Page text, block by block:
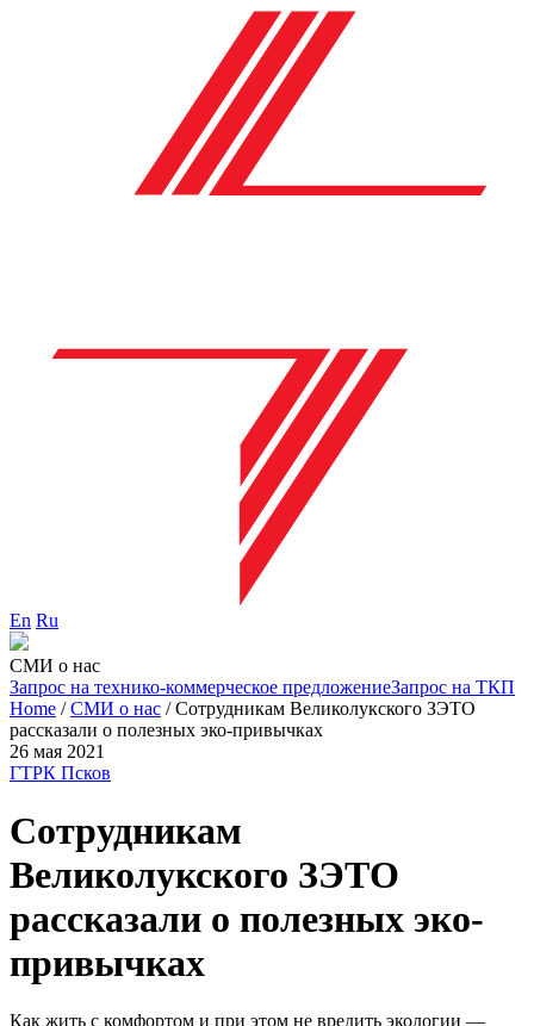
En Ru
СМИ о нас
Запрос на технико-коммерческое предложениеЗапрос на ТКП
Home /СМИ о нас /Сотрудникам Великолукского ЗЭТО
рассказали о полезных эко-привычках
26 мая 2021
ГТРК Псков
Сотрудникам
Великолукского ЗЭТО
рассказали о полезных эко-
привычках
Как жить с комфортом и при этом не вредить экологии —